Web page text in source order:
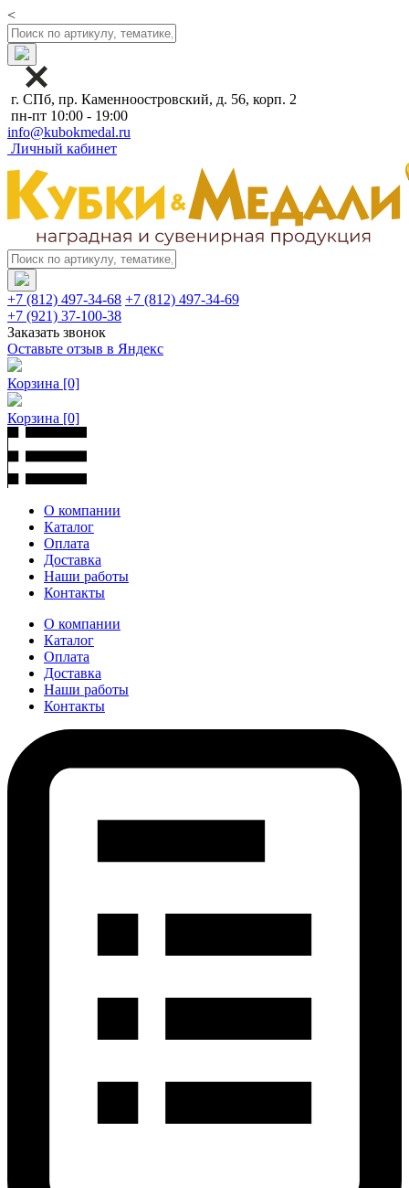
<
г. СПб, пр. Каменноостровский, д. 56, корп. 2
пн-пт 10:00 - 19:00
info@kubokmedal.ru
Личный кабинет
+7 (812) 497-34-68 +7 (812) 497-34-69
+7 (921) 37-100-38
Заказать звонок
Оставьте отзыв в Яндекс
Корзина [0]
Корзина [0]
О компании
Каталог
Оплата
Доставка
Наши работы
Контакты
О компании
Каталог
Оплата
Доставка
Наши работы
Контакты